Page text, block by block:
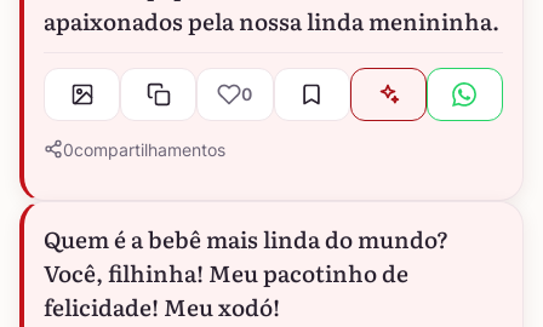
apaixonados pela nossa linda menininha.
0
0compartilhamentos
Quem é a bebê mais linda do mundo?
Você, filhinha! Meu pacotinho de
felicidade! Meu xodó!